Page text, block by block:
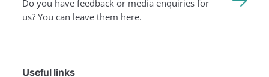
Do you have feedback or media enquiries for
us? You can leave them here.
Useful links